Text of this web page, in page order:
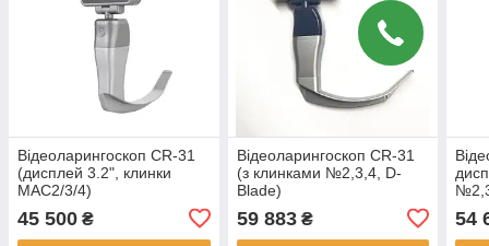
Відеоларингоскоп CR-31
(дисплей 3.2", клинки
МАС2/3/4)
45 500 ₴
Відеоларингоскоп CR-31
(з клинками №2,3,4, D-
Blade)
59 883₴ 54